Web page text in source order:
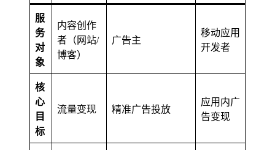
服
务
对
象
内容创作
者（网站/
博客）
广告主
移动应用
开发者
核
心
目
标
流量变现 精准广告投放
应用内广
告变现